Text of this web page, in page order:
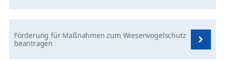
Förderung für Maßnahmen zum Wiesenvogelschutz
beantragen